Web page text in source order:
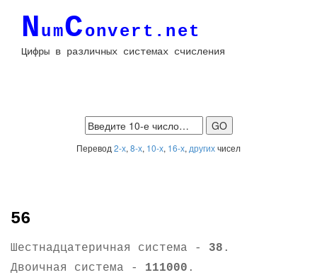
NumConvert.net
Цифры в различных системах счисления
Перевод 2-х, 8-х, 10-х, 16-х, другихчисел
56
Шестнадцатеричная система - 38 .
Двоичная система - 111000 .